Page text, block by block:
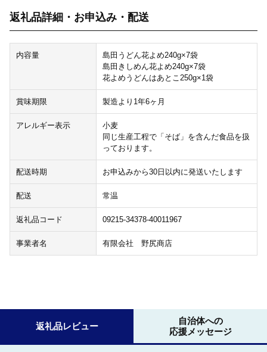
返礼品詳細・お申込み・配送
内容量
島田うどん花よめ240g×7袋
島田きしめん花よめ240g×7袋
花よめうどんはあとこ250g×1袋
賞味期限 製造より1年6ヶ月
アレルギー表示
小麦
同じ生産工程で「そば」を含んだ食品を扱
っております。
配送時期 お申込みから30日以内に発送いたします
配送 常温
返礼品コード 09215-34378-40011967
事業者名 有限会社 野尻商店
返礼品レビュー
自治体への
応援メッセージ